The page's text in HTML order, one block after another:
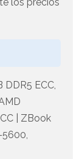
ECC,
| ZBook
5600,